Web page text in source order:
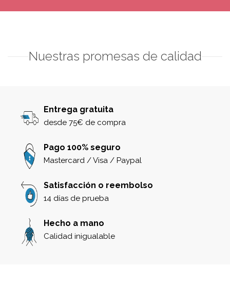
Nuestras promesas de calidad
Entrega gratuita
desde 75€ de compra
Pago 100% seguro
Mastercard / Visa / Paypal
Satisfacción o reembolso
14 días de prueba
Hecho a mano
Calidad inigualable